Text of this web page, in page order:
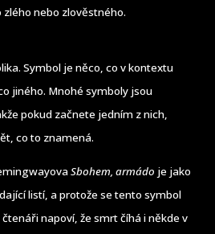
zlého nebo zlověstného.
Symbol je něco, co v kontextu
jiného. Mnohé symboly jsou
pokud začnete jedním z nich,
co to znamená.
Sbohem, armádo je jako
listí, a protože se tento symbol
napoví, že smrt číhá i někde v